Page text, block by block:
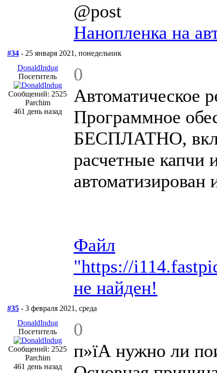
@post
Нанопленка на
#34 - 25 января 2021, понедельник
DonaldIndug
Посетитель
Сообщений: 2525
Parchim
461 день назад
0
Автоматическое
Программное
БЕСПЛАТНО,
расчетные капчи
автоматизирован
Файл
"https://
не найден!
#35 - 3 февраля 2021, среда
DonaldIndug
Посетитель
Сообщений: 2525
Parchim
461 день назад
0
п»їА нужно ли